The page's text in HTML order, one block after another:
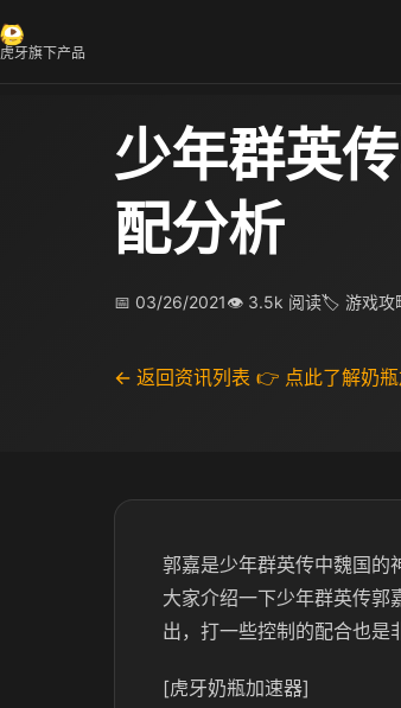
虎牙旗下产品
少年群英
配分析
📅 03/26/2021👁 3.5k 阅读🏷 游戏攻
← 返回资讯列表 👉 点此了解奶
郭嘉是少年群英传中魏国的
大家介绍一下少年群英传郭
出，打一些控制的配合也是
[虎牙奶瓶加速器]